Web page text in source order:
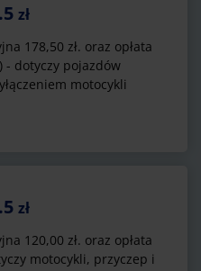
zł
178,50 zł. oraz opłata
- dotyczy pojazdów
motocykli
zł
120,00 zł. oraz opłata
motocykli, przyczep i